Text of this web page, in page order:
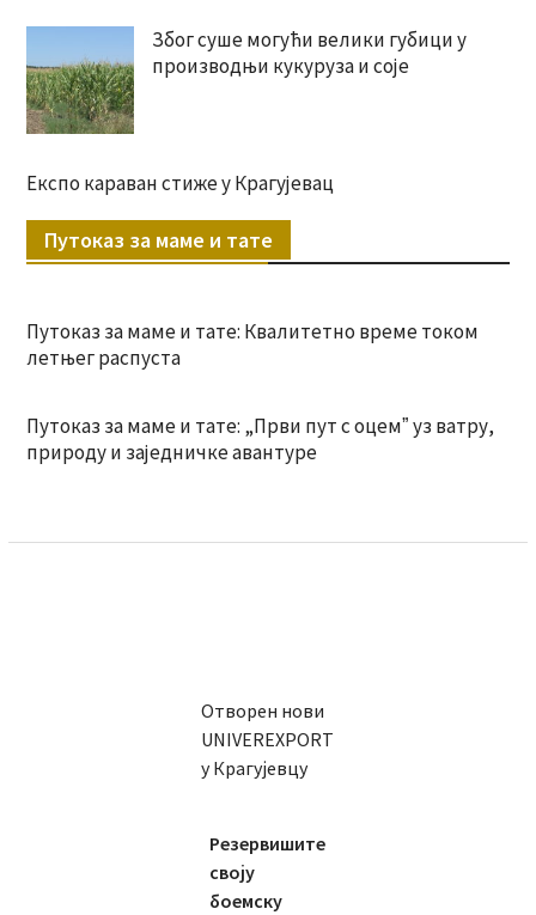
Због суше могући велики губици у
производњи кукуруза и соје
Експо караван стиже у Крагујевац
Путоказ за маме и тате
Путоказ за маме и тате: Квалитетно време током
летњег распуста
Путоказ за маме и тате: „Први пут с оцемˮ уз ватру,
природу и заједничке авантуре
Отворен нови
UNIVEREXPORT
у Крагујевцу
Резервишите
своју
боемску